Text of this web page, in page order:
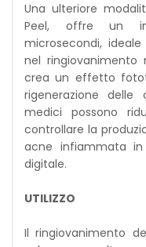
Una ulteriore
Peel, offre un
microsecondi,
nel ringiovanimento
crea un effetto
rigenerazione
medici possono
controllare la
acne infiammata
digitale.
UTILIZZO
Il ringiovanimento